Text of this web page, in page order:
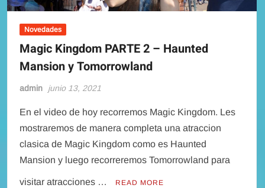
Novedades
Magic Kingdom PARTE 2 – Haunted
Mansion y Tomorrowland
admin junio 13, 2021
En el video de hoy recorremos Magic Kingdom. Les
mostraremos de manera completa una atraccion
clasica de Magic Kingdom como es Haunted
Mansion y luego recorreremos Tomorrowland para
visitar atracciones … READ MORE